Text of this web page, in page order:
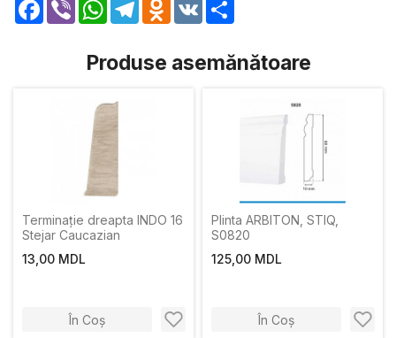
Produse asemănătoare
Terminație dreapta INDO 16
Stejar Caucazian
13,00 MDL
În Coș
Plinta ARBITON, STIQ,
S0820
125,00 MDL
În Coș